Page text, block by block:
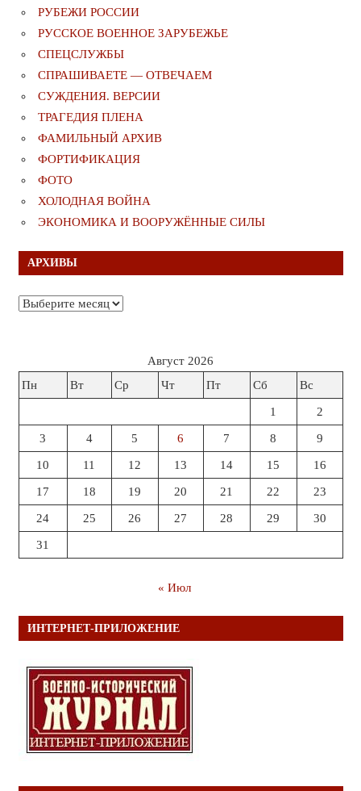
РУБЕЖИ РОССИИ
РУССКОЕ ВОЕННОЕ ЗАРУБЕЖЬЕ
СПЕЦСЛУЖБЫ
СПРАШИВАЕТЕ — ОТВЕЧАЕМ
СУЖДЕНИЯ. ВЕРСИИ
ТРАГЕДИЯ ПЛЕНА
ФАМИЛЬНЫЙ АРХИВ
ФОРТИФИКАЦИЯ
ФОТО
ХОЛОДНАЯ ВОЙНА
ЭКОНОМИКА И ВООРУЖЁННЫЕ СИЛЫ
АРХИВЫ
Архивы
Август 2026
Пн
Вт Ср Чт Пт Сб Вс
1 2
3 4 5 6 7 8 9
10 11 12 13 14 15 16
17 18 19 20 21 22 23
24 25 26 27 28 29 30
31
« Июл
ИНТЕРНЕТ-ПРИЛОЖЕНИЕ